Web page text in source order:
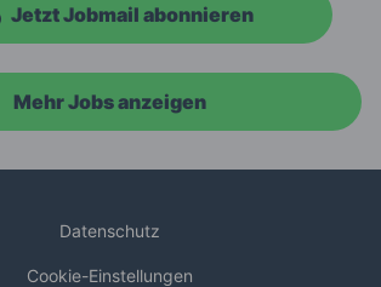
Jetzt Jobmail abonnieren
Mehr Jobs anzeigen
Datenschutz
Cookie-Einstellungen